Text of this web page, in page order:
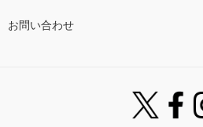
お問い合わせ